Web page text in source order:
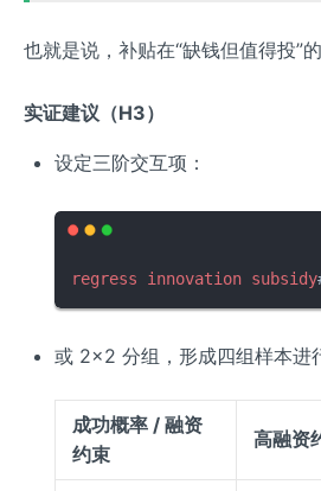
也就是说，补贴在“缺钱但值得投”
实证建议（H3）
设定三阶交互项：
regress innovation subsidy
或 2×2 分组，形成四组样本进
成功概率 / 融资
约束
高融资